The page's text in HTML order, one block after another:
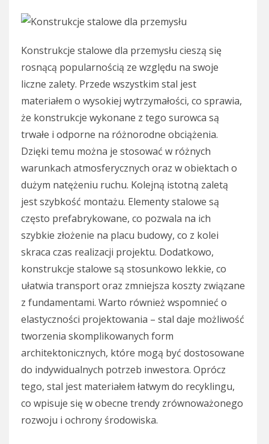
Konstrukcje stalowe dla przemysłu cieszą się
rosnącą popularnością ze względu na swoje
liczne zalety. Przede wszystkim stal jest
materiałem o wysokiej wytrzymałości, co sprawia,
że konstrukcje wykonane z tego surowca są
trwałe i odporne na różnorodne obciążenia.
Dzięki temu można je stosować w różnych
warunkach atmosferycznych oraz w obiektach o
dużym natężeniu ruchu. Kolejną istotną zaletą
jest szybkość montażu. Elementy stalowe są
często prefabrykowane, co pozwala na ich
szybkie złożenie na placu budowy, co z kolei
skraca czas realizacji projektu. Dodatkowo,
konstrukcje stalowe są stosunkowo lekkie, co
ułatwia transport oraz zmniejsza koszty związane
z fundamentami. Warto również wspomnieć o
elastyczności projektowania – stal daje możliwość
tworzenia skomplikowanych form
architektonicznych, które mogą być dostosowane
do indywidualnych potrzeb inwestora. Oprócz
tego, stal jest materiałem łatwym do recyklingu,
co wpisuje się w obecne trendy zrównoważonego
rozwoju i ochrony środowiska.